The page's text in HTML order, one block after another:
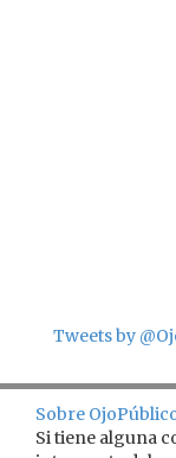
Tweets by
Sobre
Si tiene alguna